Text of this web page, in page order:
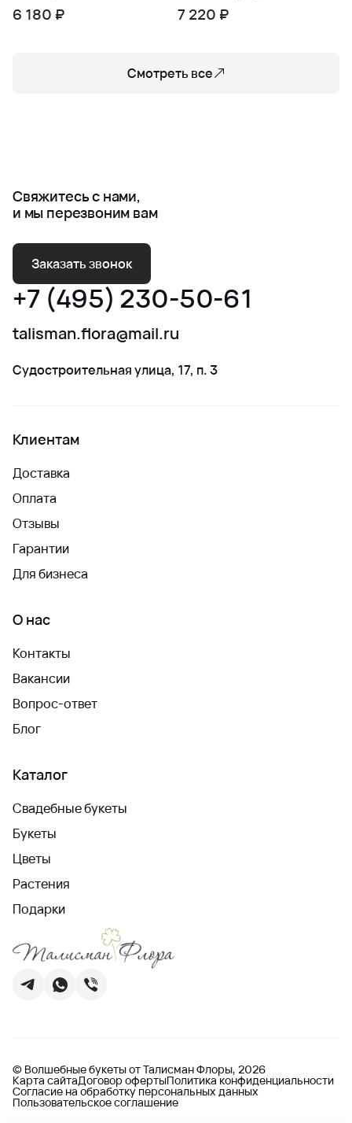
6 180 ₽
эрингиума
7 220 ₽
Смотреть все
Свяжитесь с нами,
и мы перезвоним вам
Заказать звонок
+7 (495) 230-50-61
talisman.flora@mail.ru
Судостроительная улица, 17, п. 3
Клиентам
Доставка
Оплата
Отзывы
Гарантии
Для бизнеса
О нас
Контакты
Вакансии
Вопрос-ответ
Блог
Каталог
Свадебные букеты
Букеты
Цветы
Растения
Подарки
© Волшебные букеты от Талисман Флоры, 2026
Карта сайтаДоговор офертыПолитика конфиденциальности
Согласие на обработку персональных данных
Пользовательское соглашение